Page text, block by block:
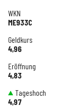
WKN
ME933C
Geldkurs
4,96
Eröffnung
4,83
Tageshoch
4,97